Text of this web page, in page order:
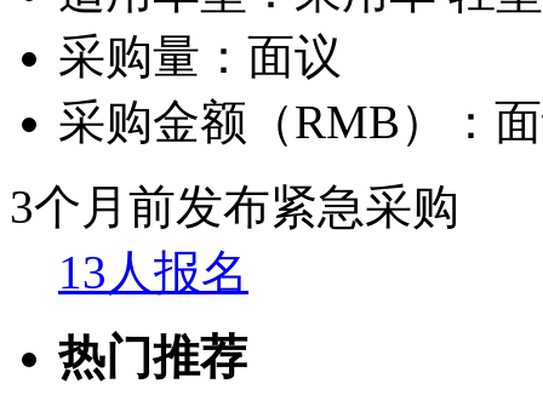
采购量： 面议
采购金额（RMB）：
3个月前发布紧急采购
13人报名
热门推荐